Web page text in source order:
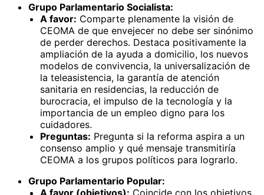
Grupo Parlamentario Socialista:
A favor: Comparte plenamente la visión de
CEOMA de que envejecer no debe ser sinónimo
de perder derechos. Destaca positivamente la
ampliación de la ayuda a domicilio, los nuevos
modelos de convivencia, la universalización de
la teleasistencia, la garantía de atención
sanitaria en residencias, la reducción de
burocracia, el impulso de la tecnología y la
importancia de un empleo digno para los
cuidadores.
Preguntas: Pregunta si la reforma aspira a un
consenso amplio y qué mensaje transmitiría
CEOMA a los grupos políticos para lograrlo.
Grupo Parlamentario Popular:
A favor (objetivos): Coincide con los objetivos